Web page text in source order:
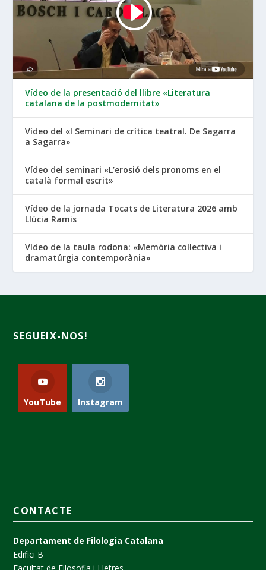
Vídeo de la presentació del llibre «Literatura
catalana de la postmodernitat»
Vídeo del «I Seminari de crítica teatral. De Sagarra
a Sagarra»
Vídeo del seminari «L’erosió dels pronoms en el
català formal escrit»
Vídeo de la jornada Tocats de Literatura 2026 amb
Llúcia Ramis
Vídeo de la taula rodona: «Memòria col·lectiva i
dramatúrgia contemporània»
SEGUEIX-NOS!
YouTube Instagram
CONTACTE
Departament de Filologia Catalana
Edifici B